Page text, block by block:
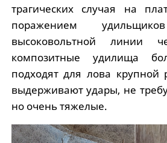
трагических случая на
поражением
высоковольтной линии
композитные удилища
подходят для лова
выдерживают удары, не
но очень тяжелые.